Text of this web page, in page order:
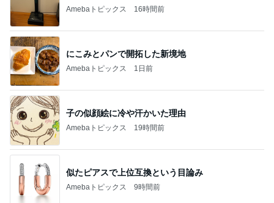
Amebaトピックス 16時間前
にこみとパンで開拓した新境地
Amebaトピックス 1日前
子の似顔絵に冷や汗かいた理由
Amebaトピックス 19時間前
似たピアスで上位互換という目論み
Amebaトピックス 9時間前